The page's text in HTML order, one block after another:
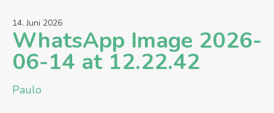
14. Juni 2026
WhatsApp Image 2026-
06-14 at 12.22.42
Paulo